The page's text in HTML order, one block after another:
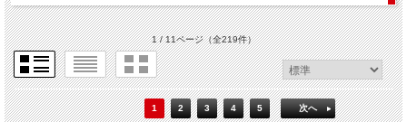
1 / 11ページ（全219件）
1 2 3 4 5 次へ